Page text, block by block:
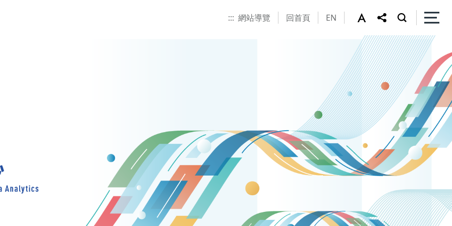
::: 網站導覽 回首頁 EN